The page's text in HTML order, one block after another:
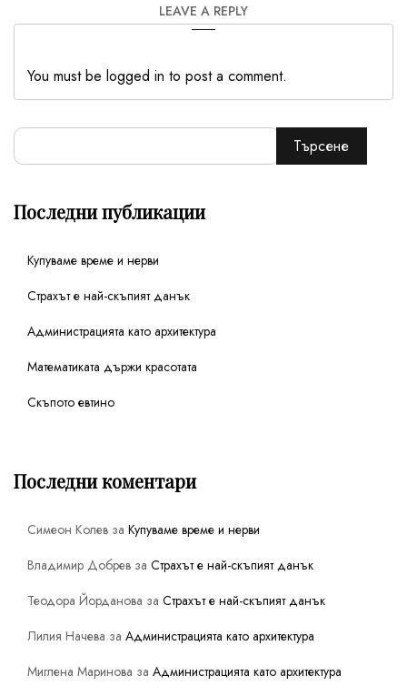
LEAVE A REPLY
You must be logged in to post a comment.
Търсене
Последни публикации
Купуваме време и нерви
Страхът е най-скъпият данък
Администрацията като архитектура
Математиката държи красотата
Скъпото евтино
Последни коментари
Симеон Колев за Купуваме време и нерви
Владимир Добрев за Страхът е най-скъпият данък
Теодора Йорданова за Страхът е най-скъпият данък
Лилия Начева за Администрацията като архитектура
Миглена Маринова за Администрацията като архитектура